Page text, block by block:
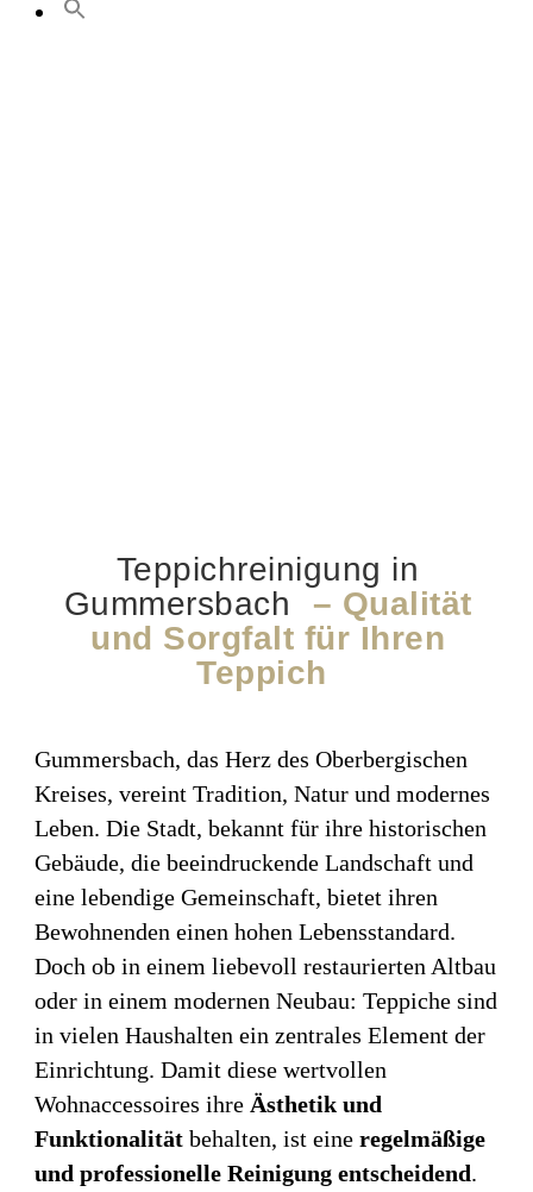
Teppichreinigung in
Gummersbach
– Qualität
und Sorgfalt für Ihren
Teppich
Gummersbach, das Herz des Oberbergischen
Kreises, vereint Tradition, Natur und modernes
Leben. Die Stadt, bekannt für ihre historischen
Gebäude, die beeindruckende Landschaft und
eine lebendige Gemeinschaft, bietet ihren
Bewohnenden einen hohen Lebensstandard.
Doch ob in einem liebevoll restaurierten Altbau
oder in einem modernen Neubau: Teppiche sind
in vielen Haushalten ein zentrales Element der
Einrichtung. Damit diese wertvollen
Wohnaccessoires ihre Ästhetik und
Funktionalität behalten, ist eine regelmäßige
und professionelle Reinigung entscheidend.